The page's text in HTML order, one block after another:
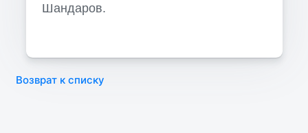
Шандаров.
Возврат к списку